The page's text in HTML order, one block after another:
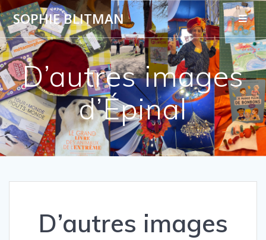
SOPHIE BLITMAN
D’autres images
d’Épinal
D’autres images